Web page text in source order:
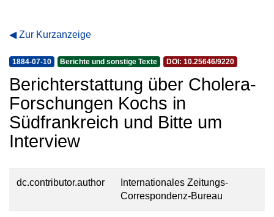
Zur Kurzanzeige
1884-07-10 Berichte und sonstige Texte DOI: 10.25646/9220
Berichterstattung über Cholera-
Forschungen Kochs in
Südfrankreich und Bitte um
Interview
dc.contributor.author
Internationales Zeitungs-
Correspondenz-Bureau